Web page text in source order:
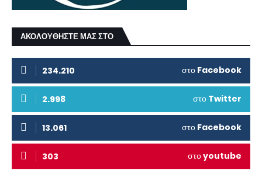
ΑΚΟΛΟΥΘΗΣΤΕ ΜΑΣ ΣΤΟ
234.210 στο Facebook
2.998 στο Twitter
13.061 στο Facebook
303 στοyoutube